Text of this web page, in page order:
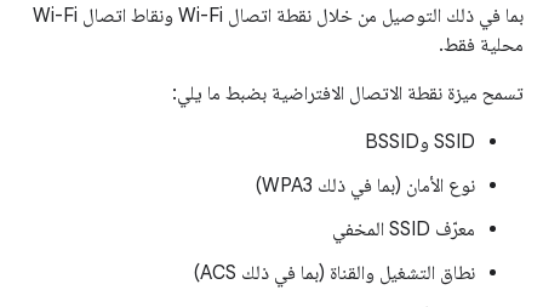
بما في ذلك التوصيل من خلال نقطة اتصال Wi-Fi ونقاط اتصال Wi-Fi
محلية فقط.
تسمح ميزة نقطة الاتصال الافتراضية بضبط ما يلي:
SSID وBSSID
نوع الأمان (بما في ذلك WPA3)
معرّف SSID المخفي
نطاق التشغيل والقناة (بما في ذلك ACS)